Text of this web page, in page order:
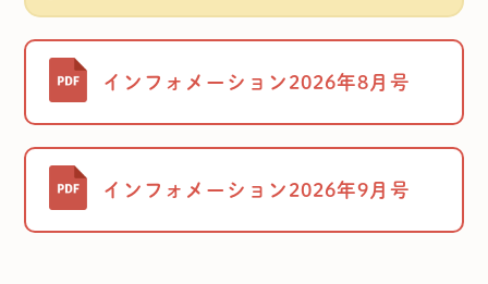
インフォメーション2026年8月号
インフォメーション2026年9月号